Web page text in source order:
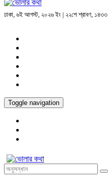
ঢাকা, ৬ই আগস্ট, ২০২৬ ইং | ২২শে শ্রাবণ, ১৪৩৩
Toggle navigation